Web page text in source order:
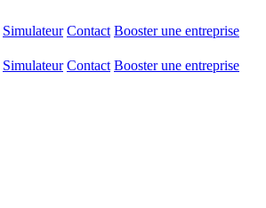
Simulateur Contact Booster une entreprise
Simulateur Contact Booster une entreprise